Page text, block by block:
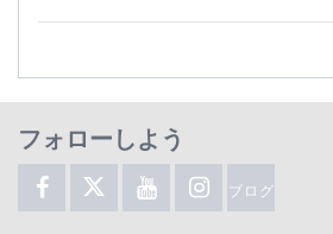
フォローしよう
ブログ